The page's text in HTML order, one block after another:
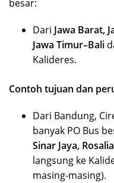
besar:
Dari Jawa Barat,
Jawa Timur–Bali
Kalideres.
Contoh tujuan dan
Dari Bandung,
banyak PO Bus
Sinar Jaya,
langsung ke
masing-masing).